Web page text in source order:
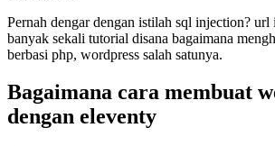
Pernah dengar dengan istilah sql injection? url
banyak sekali tutorial disana bagaimana
berbasi php, wordpress salah satunya.
Bagaimana cara membuat
dengan eleventy